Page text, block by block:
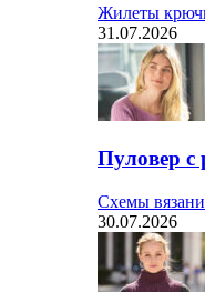
Жилеты
31.07.2026
Пуловер с
Схемы
30.07.2026